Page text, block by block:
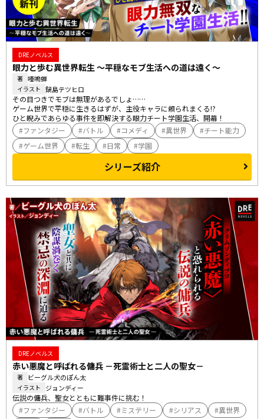
DREノベルス
眼力と歩む異世界転生 ～平穏なモブ生活への道は遠く～
著 唖鳴蝉
イラスト 鍋島テツヒロ
その目つきでモブは無理があるでしょ……
ゲーム世界で平穏に生きるはずが、主役キャラに頼られまくる!?
ひと睨みであらゆる事件を即解決する眼力チート学園生活、開幕！
ファンタジー
バトル コメディ 異世界
チート能力
ゲーム世界
転生 日常 学園
シリーズ紹介
DREノベルス
赤い悪魔と呼ばれる傭兵 －死霊術士と二人の聖女－
著 ビーグル犬のぽん太
イラスト ジョンディー
伝説の傭兵、聖女とともに難事件に挑む！
ファンタジー
バトル ミステリー シリアス
異世界